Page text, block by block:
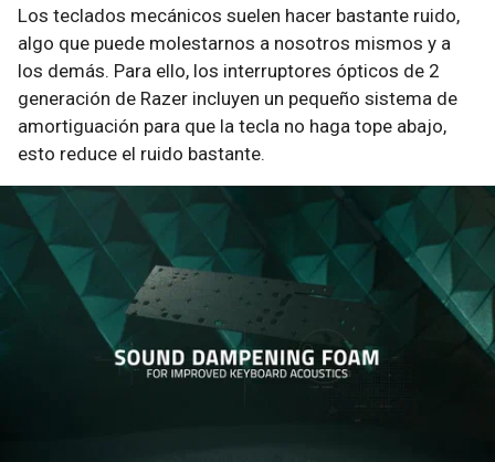
Los teclados mecánicos suelen hacer bastante ruido,
algo que puede molestarnos a nosotros mismos y a
los demás. Para ello, los interruptores ópticos de 2
generación de Razer incluyen un pequeño sistema de
amortiguación para que la tecla no haga tope abajo,
esto reduce el ruido bastante.